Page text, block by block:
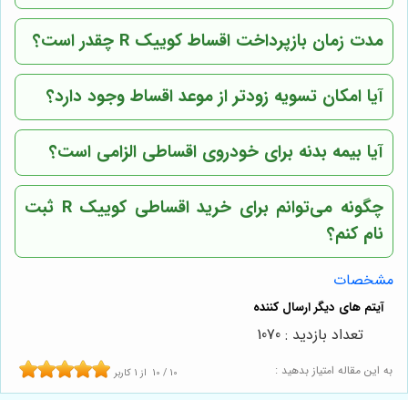
مدت زمان بازپرداخت اقساط کوییک R چقدر است؟
آیا امکان تسویه زودتر از موعد اقساط وجود دارد؟
آیا بیمه بدنه برای خودروی اقساطی الزامی است؟
چگونه می‌توانم برای خرید اقساطی کوییک R ثبت
نام کنم؟
مشخصات
به این مقاله امتیاز بدهید : 10 / 10 از 1 کاربر
تعداد بازدید : 1070